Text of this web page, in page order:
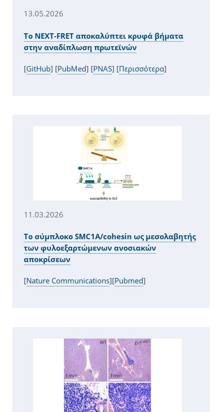
13.05.2026
Το NEXT-FRET αποκαλύπτει κρυφά βήματα
στην αναδίπλωση πρωτεϊνών
[GitHub] [PubMed] [PNAS] [Περισσότερα]
11.03.2026
Το σύμπλοκο SMC1A/cohesin ως μεσολαβητής
των φυλοεξαρτώμενων ανοσιακών
αποκρίσεων
[Nature Communications][Pubmed]